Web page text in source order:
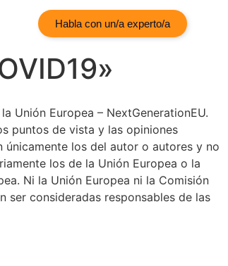
Habla con un/a experto/a
Unión Europea – NextGenerationEU.
puntos de vista y las opiniones
únicamente los del autor o autores y no
los de la Unión Europea o la
Ni la Unión Europea ni la Comisión
ser consideradas responsables de las